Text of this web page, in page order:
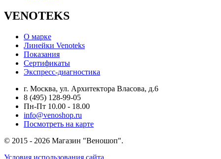
VENOTEKS
О марке
Линейки Venoteks
Показания
Сертификаты
Экспресс-диагностика
г. Москва, ул. Архитектора Власова, д.6
8 (495) 128-99-05
Пн-Пт 10.00 - 18.00
info@venoshop.ru
Посмотреть на карте
© 2015 - 2026 Магазин "Веношоп".